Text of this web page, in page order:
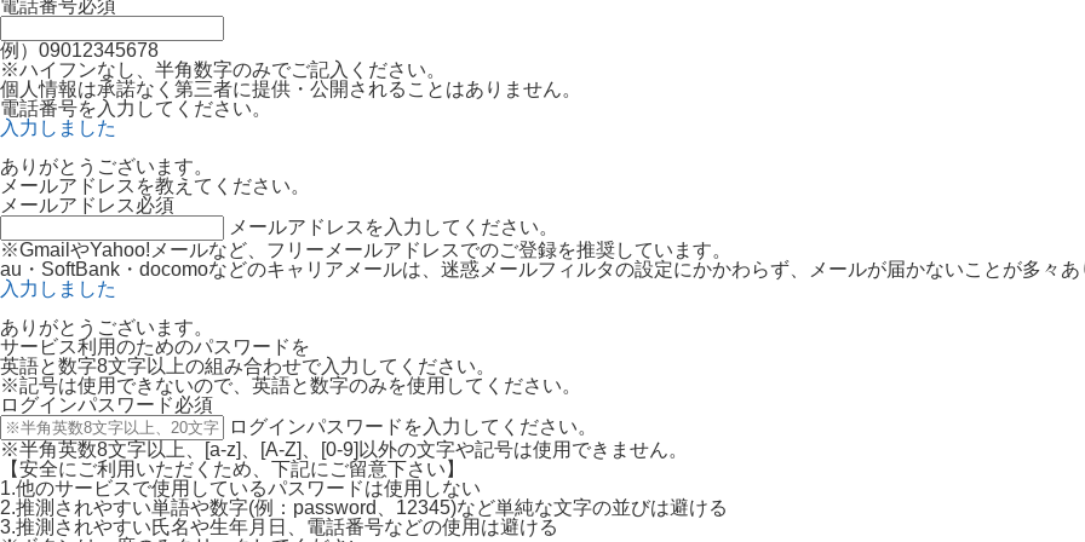
電話番号必須
例）09012345678
※ハイフンなし、半角数字のみでご記入ください。
個人情報は承諾なく第三者に提供・公開されることはありません。
電話番号を入力してください。
入力しました
ありがとうございます。
メールアドレスを教えてください。
メールアドレス必須
メールアドレスを入力してください。
※GmailやYahoo!メールなど、フリーメールアドレスでのご登録を推奨しています。
au・SoftBank・docomoなどのキャリアメールは、迷惑メールフィルタの設定にかかわらず、メールが届かないことが多々あ
入力しました
ありがとうございます。
サービス利用のためのパスワードを
英語と数字8文字以上の組み合わせで入力してください。
※記号は使用できないので、英語と数字のみを使用してください。
ログインパスワード必須
ログインパスワードを入力してください。
※半角英数8文字以上、[a-z]、[A-Z]、[0-9]以外の文字や記号は使用できません。
【安全にご利用いただくため、下記にご留意下さい】
1.他のサービスで使用しているパスワードは使用しない
2.推測されやすい単語や数字(例：password、12345)など単純な文字の並びは避ける
3.推測されやすい氏名や生年月日、電話番号などの使用は避ける